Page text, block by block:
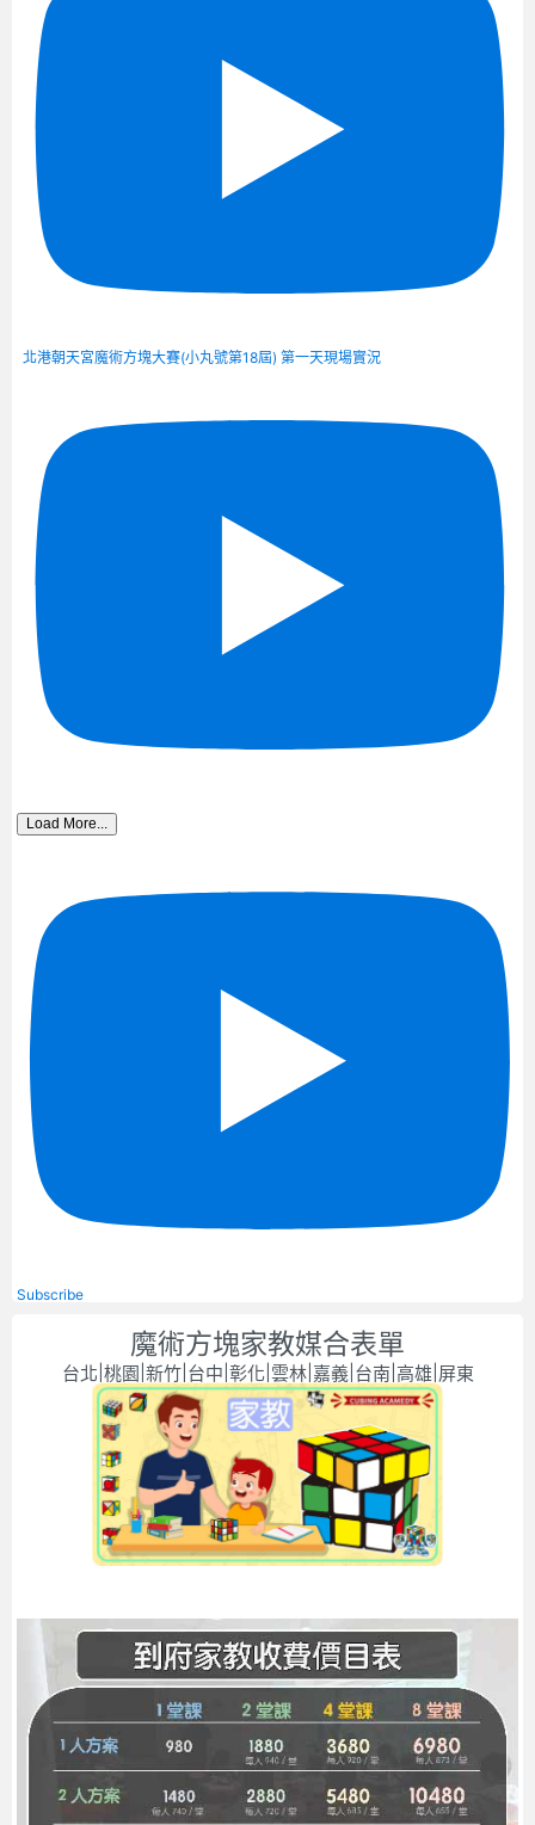
北港朝天宮魔術方塊大賽(小丸號第18屆) 第一天現場實況
Load More...
Subscribe
魔術方塊家教媒合表單
台北|桃園|新竹|台中|彰化|雲林|嘉義|台南|高雄|屏東